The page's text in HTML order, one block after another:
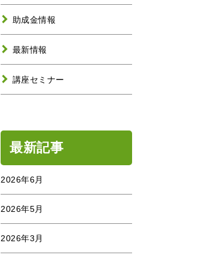
助成金情報
最新情報
講座セミナー
最新記事
2026年6月
2026年5月
2026年3月